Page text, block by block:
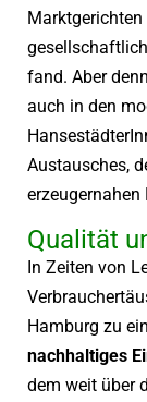
fand. Aber
auch in den
Austausches,
erzeugernahen
Qualität
In Zeiten von
Hamburg zu
nachhaltiges
dem weit über